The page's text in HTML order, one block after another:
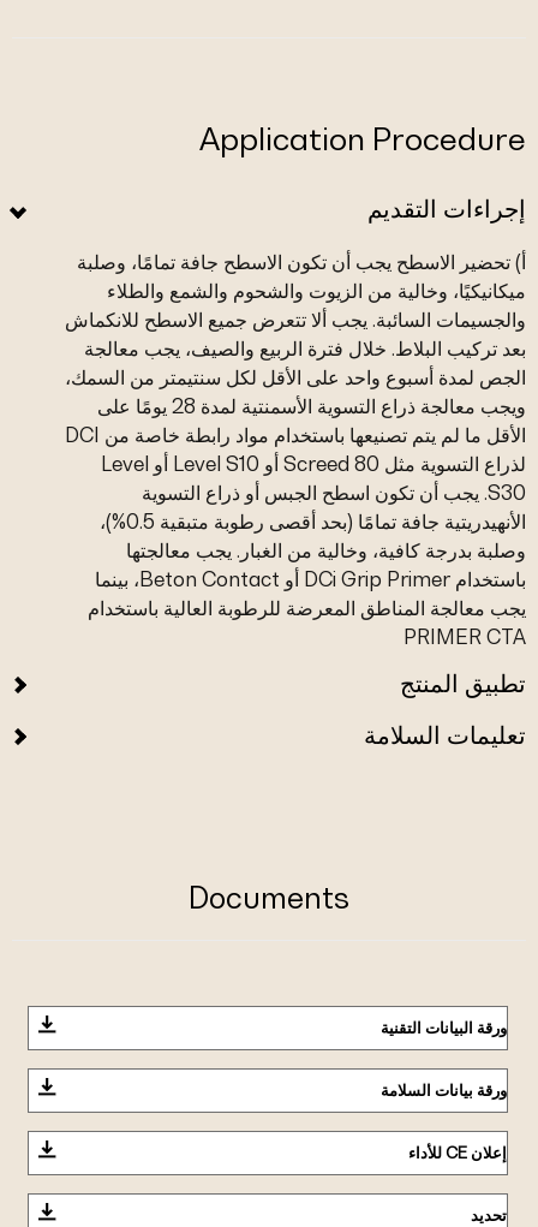
Application Procedure
إجراءات التقديم
أ) تحضير الاسطح يجب أن تكون الاسطح جافة تمامًا، وصلبة
ميكانيكيًا، وخالية من الزيوت والشحوم والشمع والطلاء
والجسيمات السائبة. يجب ألا تتعرض جميع الاسطح للانكماش
بعد تركيب البلاط. خلال فترة الربيع والصيف، يجب معالجة
الجص لمدة أسبوع واحد على الأقل لكل سنتيمتر من السمك،
ويجب معالجة ذراع التسوية الأسمنتية لمدة 28 يومًا على
الأقل ما لم يتم تصنيعها باستخدام مواد رابطة خاصة من DCI
لذراع التسوية مثل Screed 80 أو Level S10 أو Level
S30. يجب أن تكون اسطح الجبس أو ذراع التسوية
الأنهيدريتية جافة تمامًا (بحد أقصى رطوبة متبقية 0.5%)،
وصلبة بدرجة كافية، وخالية من الغبار. يجب معالجتها
باستخدام DCi Grip Primer أو Beton Contact، بينما
يجب معالجة المناطق المعرضة للرطوبة العالية باستخدام
PRIMER CTA
تطبيق المنتج
تعليمات السلامة
Documents
ورقة البيانات التقنية
ورقة بيانات السلامة
إعلان CE للأداء
تحديد